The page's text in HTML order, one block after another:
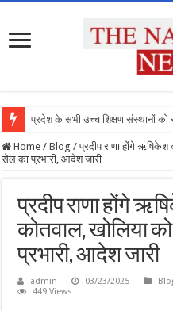
प्रदेश के सभी उच्च शिक्षण संस्थानों को
Home / Blog / प्रदीप राणा होंगे ऋषिकेश
सेल का प्रभारी, आदेश जारी
प्रदीप राणा होंगे
कोतवाल, खोलिया
प्रभारी, आदेश जारी
admin 03/23/2025
449 Views